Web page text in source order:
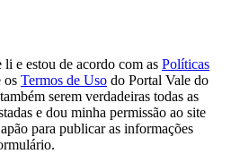
e estou de acordo com as Políticas
os Termos de Uso do Portal Vale do
serem verdadeiras todas as
e dou minha permissão ao site
para publicar as informações